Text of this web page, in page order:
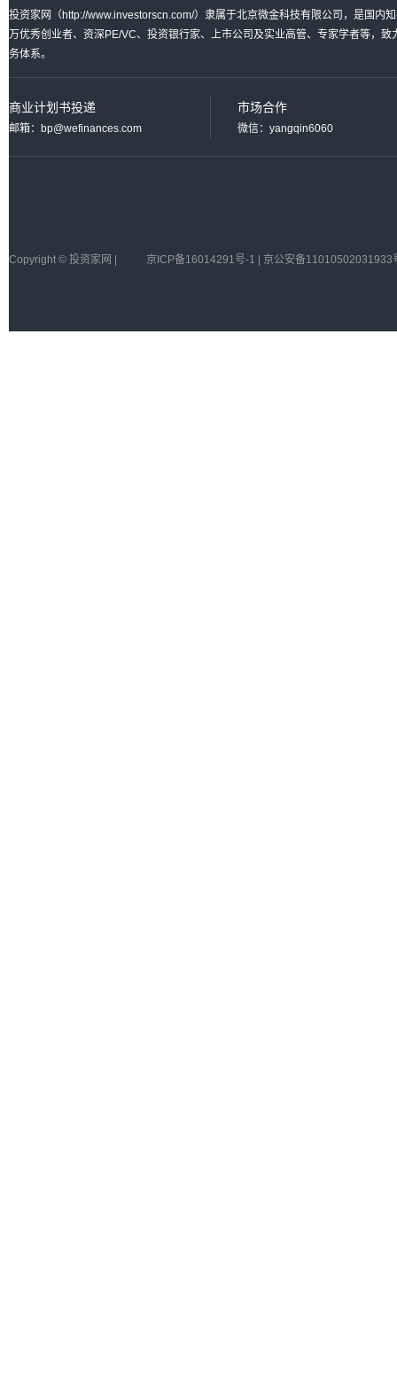
投资家网（http://www.investorscn.com/）隶属于北京微金科技有限公司，是国内
万优秀创业者、资深PE/VC、投资银行家、上市公司及实业高管、专家学者等，
务体系。
商业计划书投递
邮箱：bp@wefinances.com
市场合作
微信：yangqin6060
Copyright © 投资家网 | 京ICP备16014291号-1 | 京公安备11010502031933